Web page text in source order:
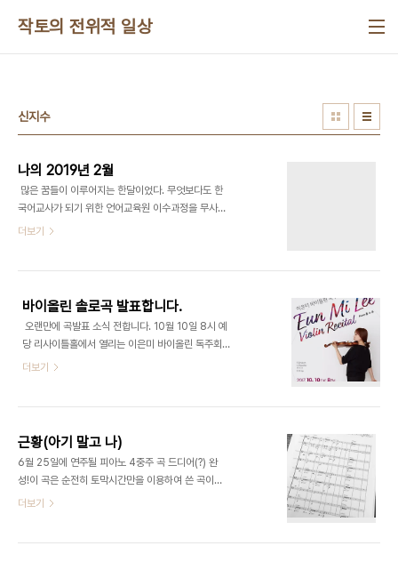
작토의 전위적 일상
신지수
나의 2019년 2월
​ 많은 꿈들이 이루어지는 한달이었다. 무엇보다도 한
국어교사가 되기 위한 언어교육원 이수과정을 무사
히 마친 것이 기쁘다. 작년 여름부터 해오던 윤인선
서, 나의 꿈들을 정리할 수 있는 시간도 가졌다. 무언
가를 하고 싶다는 마음에서 지금 그것이 결핍되어 있
다는 것이 아닌, 미래에 이루어질 일이라고 생각하고
마치 이미 이루어 진 것 처럼 기뻐하고 감사하는 마음
을 가지면 하루하루를 행복하게 살 수 있다. ​​ 지난 여
지금 지구상의 다른 도시 중 시원한 곳이 어디일까 검
더보기
바이올린 솔로곡 발표합니다.
​​ 오랜만에 곡발표 소식 전합니다. 10월 10일 8시 예
당 리사이틀홀에서 열리는 이은미 바이올린 독주회
에서 무반주 바이올린 솔로곡 연주됩니다.
더보기
근황(아기 말고 나)
​6월 25일에 연주될 피아노 4중주 곡 드디어(?) 완
성!이 곡은 순전히 토막시간만을 이용하여 쓴 곡이었
다. 예전처럼 오래 시간 한가하게 보내다가 필받으면
더보기